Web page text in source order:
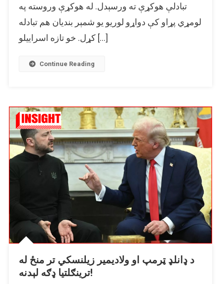
کړ؟
تبادلې هوکړې ته ورسېدل. له هوکړې وروسته په
لومړي پړاو کې دواړو لوریو یو شمېر بندیان هم تبادله
کړل. خو تازه اسراییلو […]
Continue Reading
د ډانلډ ټرمپ او ولادیمیر زیلنسکي تر منځ له
ترینګلتیا ډګه لېدنه!